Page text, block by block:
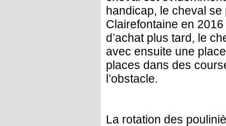
handicap, le cheval
Clairefontaine en
d’achat plus tard, le
avec ensuite une
places dans des
l’obstacle.
La rotation des